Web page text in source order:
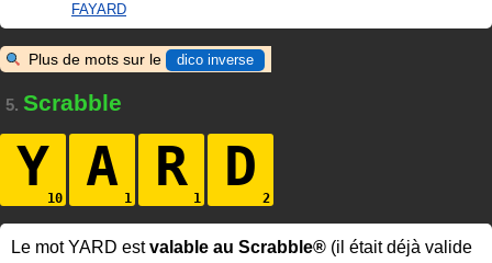
FAYARD
Plus de mots sur le dico inverse
5. Scrabble
Y A R D
Le mot YARD estvalable au Scrabble® (il était déjà valide